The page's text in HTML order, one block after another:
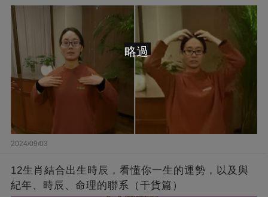
2024/09/03
12生肖結合出生時辰，看懂你一生的運勢，以及與
紀年、時辰、命理的聯系（干貨篇）
略過